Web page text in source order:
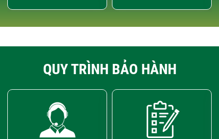
QUY TRÌNH BẢO HÀNH